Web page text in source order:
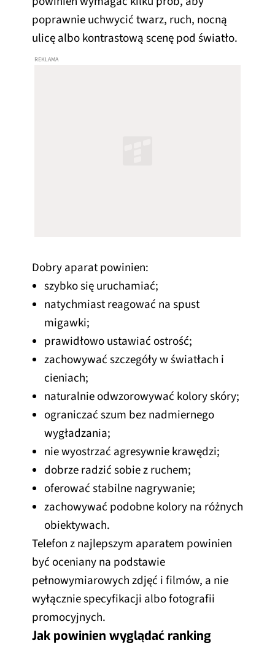
poprawnie uchwycić twarz, ruch, nocną
ulicę albo kontrastową scenę pod światło.
Dobry aparat powinien:
szybko się uruchamiać;
natychmiast reagować na spust
migawki;
prawidłowo ustawiać ostrość;
zachowywać szczegóły w światłach i
cieniach;
naturalnie odwzorowywać kolory skóry;
ograniczać szum bez nadmiernego
wygładzania;
nie wyostrzać agresywnie krawędzi;
dobrze radzić sobie z ruchem;
oferować stabilne nagrywanie;
zachowywać podobne kolory na różnych
obiektywach.
Telefon z najlepszym aparatem powinien
być oceniany na podstawie
pełnowymiarowych zdjęć i filmów, a nie
wyłącznie specyfikacji albo fotografii
promocyjnych.
Jak powinien wyglądać ranking